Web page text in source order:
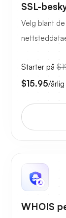
SSL-
Velg blant
Starter på
$15.95/årlig
WHOIS